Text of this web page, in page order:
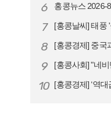
6 홍콩뉴스 2026-
7 [홍콩날씨] 태풍 '
8 [홍콩경제] 중국과 손
9 [홍콩사회] "네비만 믿
10 [홍콩경제] ‘역대급’